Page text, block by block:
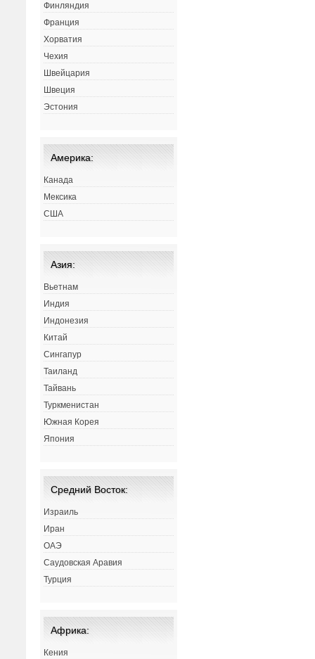
Финляндия
Франция
Хорватия
Чехия
Швейцария
Швеция
Эстония
Америка:
Канада
Мексика
США
Азия:
Вьетнам
Индия
Индонезия
Китай
Сингапур
Таиланд
Тайвань
Туркменистан
Южная Корея
Япония
Средний Восток:
Израиль
Иран
ОАЭ
Саудовская Аравия
Турция
Африка:
Кения